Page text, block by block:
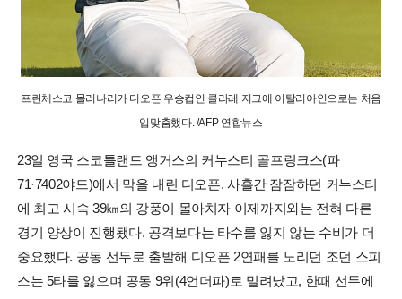
프란체스코 몰리나리가 디오픈 우승컵인 클라레 저그에 이탈리아인으로는 처음
입맞춤했다. /AFP 연합뉴스
23일 영국 스코틀랜드 앵거스의 커누스티 골프링크스(파
71·7402야드)에서 막을 내린 디오픈. 사흘간 잠잠하던 커누스티
에 최고 시속 39㎞의 강풍이 몰아치자 이제까지와는 전혀 다른
경기 양상이 진행됐다. 공격보다는 타수를 잃지 않는 수비가 더
중요했다. 공동 선두로 출발해 디오픈 2연패를 노리던 조던 스피
스는 5타를 잃으며 공동 9위(4언더파)로 밀려났고, 한때 선두에